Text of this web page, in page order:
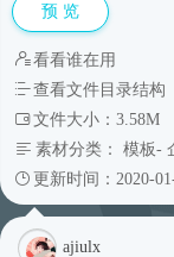
预 览
看看谁在用
查看文件目录结构
文件大小：3.58M
素材分类： 模板-
更新时间：2020-
ajiulx